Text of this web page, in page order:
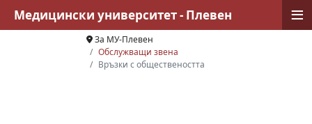
За МУ-Плевен
Обслужващи звена
Връзки с обществеността
Медицински университет - Плевен ≡